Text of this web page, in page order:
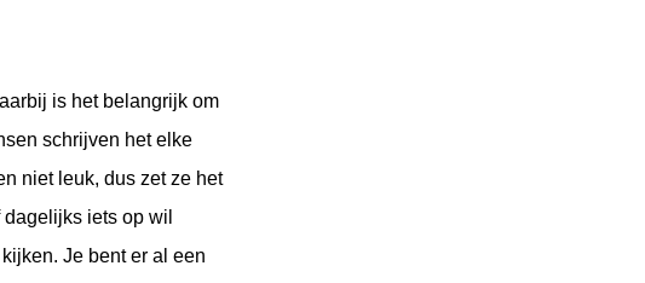
is het belangrijk om
schrijven het elke
niet leuk, dus zet ze het
iets op wil
Je bent er al een